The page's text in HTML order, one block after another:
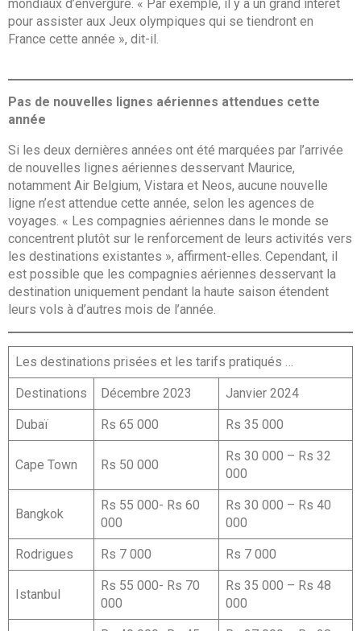
mondiaux d’envergure. « Par exemple, il y a un grand intérêt
pour assister aux Jeux olympiques qui se tiendront en
France cette année », dit-il.
Pas de nouvelles lignes aériennes attendues cette
année
Si les deux dernières années ont été marquées par l’arrivée
de nouvelles lignes aériennes desservant Maurice,
notamment Air Belgium, Vistara et Neos, aucune nouvelle
ligne n’est attendue cette année, selon les agences de
voyages. « Les compagnies aériennes dans le monde se
concentrent plutôt sur le renforcement de leurs activités vers
les destinations existantes », affirment-elles. Cependant, il
est possible que les compagnies aériennes desservant la
destination uniquement pendant la haute saison étendent
leurs vols à d’autres mois de l’année.
Les destinations prisées et les tarifs pratiqués …
Destinations Décembre 2023 Janvier 2024
Dubaï Rs 65 000 Rs 35 000
Cape Town Rs 50 000
Rs 30 000 – Rs 32
000
Bangkok
Rs 55 000- Rs 60
000
Rs 30 000 – Rs 40
000
Rodrigues Rs 7 000 Rs 7 000
Istanbul
Rs 55 000- Rs 70
000
Rs 35 000 – Rs 48
000